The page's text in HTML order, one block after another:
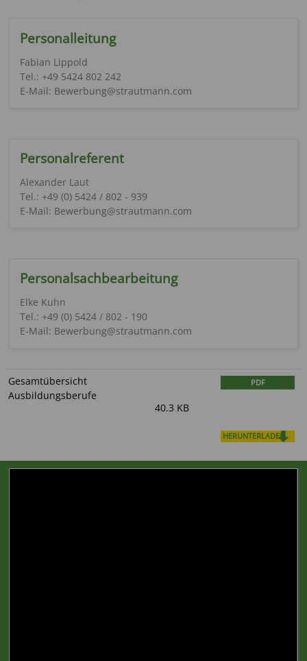
Personalleitung
Fabian Lippold
Tel.: +49 5424 802 242
E-Mail: Bewerbung@strautmann.com
Personalreferent
Alexander Laut
Tel.: +49 (0) 5424 / 802 - 939
E-Mail: Bewerbung@strautmann.com
Personalsachbearbeitung
Elke Kuhn
Tel.: +49 (0) 5424 / 802 - 190
E-Mail: Bewerbung@strautmann.com
Gesamtübersicht
Ausbildungsberufe
PDF
40.3 KB
HERUNTERLADEN